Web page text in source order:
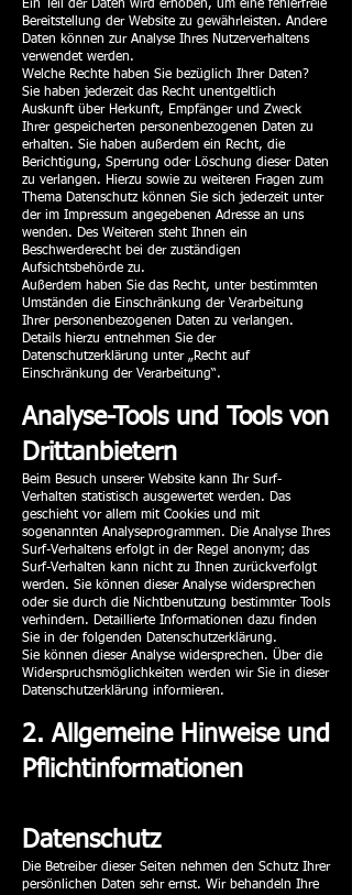
Ein Teil der Daten wird erhoben, um eine fehlerfreie
Bereitstellung der Website zu gewährleisten. Andere
Daten können zur Analyse Ihres Nutzerverhaltens
verwendet werden.
Welche Rechte haben Sie bezüglich Ihrer Daten?
Sie haben jederzeit das Recht unentgeltlich
Auskunft über Herkunft, Empfänger und Zweck
Ihrer gespeicherten personenbezogenen Daten zu
erhalten. Sie haben außerdem ein Recht, die
Berichtigung, Sperrung oder Löschung dieser Daten
zu verlangen. Hierzu sowie zu weiteren Fragen zum
Thema Datenschutz können Sie sich jederzeit unter
der im Impressum angegebenen Adresse an uns
wenden. Des Weiteren steht Ihnen ein
Beschwerderecht bei der zuständigen
Aufsichtsbehörde zu.
Außerdem haben Sie das Recht, unter bestimmten
Umständen die Einschränkung der Verarbeitung
Ihrer personenbezogenen Daten zu verlangen.
Details hierzu entnehmen Sie der
Datenschutzerklärung unter „Recht auf
Einschränkung der Verarbeitung“.
Analyse-Tools und Tools von
Drittanbietern
Beim Besuch unserer Website kann Ihr Surf-
Verhalten statistisch ausgewertet werden. Das
geschieht vor allem mit Cookies und mit
sogenannten Analyseprogrammen. Die Analyse Ihres
Surf-Verhaltens erfolgt in der Regel anonym; das
Surf-Verhalten kann nicht zu Ihnen zurückverfolgt
werden. Sie können dieser Analyse widersprechen
oder sie durch die Nichtbenutzung bestimmter Tools
verhindern. Detaillierte Informationen dazu finden
Sie in der folgenden Datenschutzerklärung.
Sie können dieser Analyse widersprechen. Über die
Widerspruchsmöglichkeiten werden wir Sie in dieser
Datenschutzerklärung informieren.
2. Allgemeine Hinweise und
Pflichtinformationen
Datenschutz
Die Betreiber dieser Seiten nehmen den Schutz Ihrer
persönlichen Daten sehr ernst. Wir behandeln Ihre